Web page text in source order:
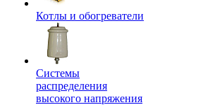
Котлы и обогреватели
Системы
распределения
высокого напряжения